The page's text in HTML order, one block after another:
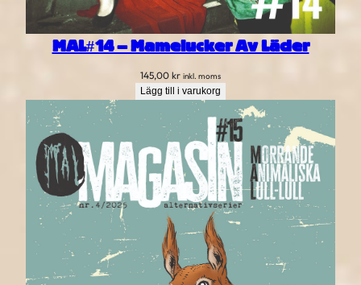
MAL#14 – Mamelucker Av Läder
145,00 kr inkl. moms
Lägg till i varukorg